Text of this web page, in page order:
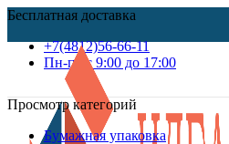
Бесплатная доставка
+7(4812)56-66-11
Пн-пт c 9:00 до 17:00
Просмотр категорий
Бумажная упаковка